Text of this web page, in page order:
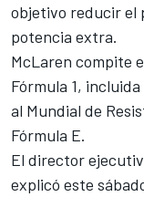
objetivo reducir el
potencia extra.
McLaren compite
Fórmula 1, incluida
al Mundial de
Fórmula E.
El director
explicó este